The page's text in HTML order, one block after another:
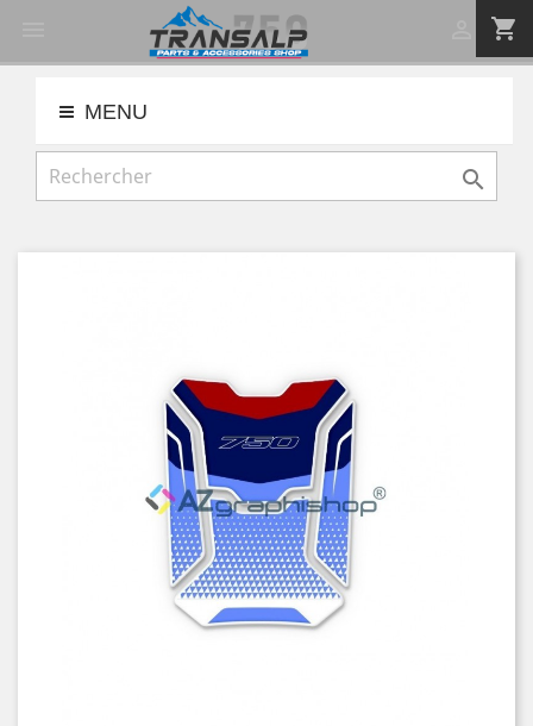
shopping_cart
MENU
